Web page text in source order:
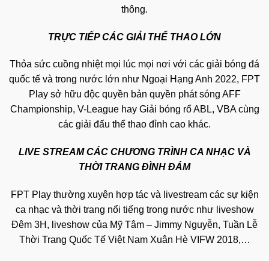
thông.
TRỰC TIẾP CÁC GIẢI THỂ THAO LỚN
Thỏa sức cuồng nhiệt mọi lúc mọi nơi với các giải bóng đá
quốc tế và trong nước lớn như Ngoại Hạng Anh 2022, FPT
Play sở hữu độc quyền bản quyền phát sóng AFF
Championship, V-League hay Giải bóng rổ ABL, VBA cùng
các giải đấu thể thao đỉnh cao khác.
LIVE STREAM CÁC CHƯƠNG TRÌNH CA NHẠC VÀ
THỜI TRANG ĐÌNH ĐÁM
FPT Play thường xuyên hợp tác và livestream các sự kiện
ca nhạc và thời trang nổi tiếng trong nước như liveshow
Đêm 3H, liveshow của Mỹ Tâm – Jimmy Nguyễn, Tuần Lễ
Thời Trang Quốc Tế Việt Nam Xuân Hè VIFW 2018,…